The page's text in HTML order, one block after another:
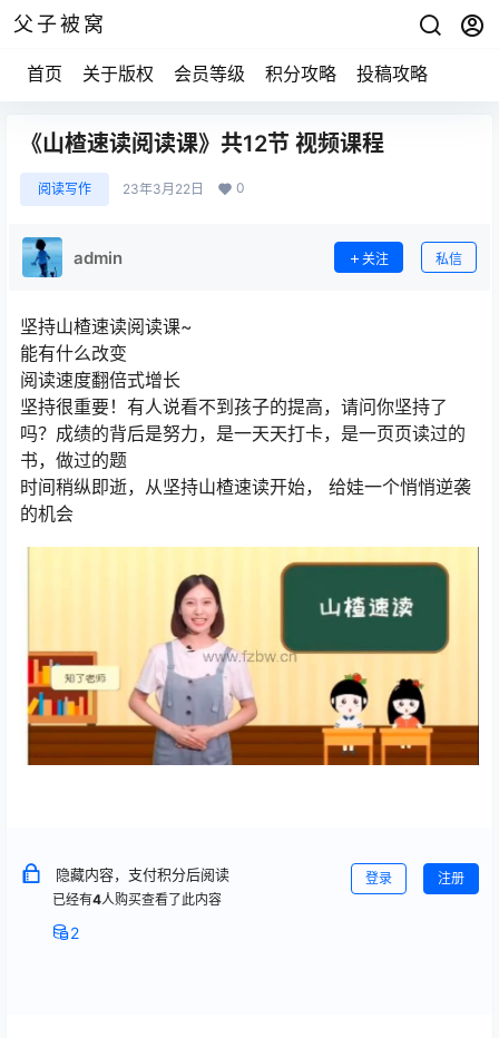
父子被窝
首页 关于版权 会员等级 积分攻略 投稿攻略
《山楂速读阅读课》共12节 视频课程
阅读写作 23年3月22日 0
admin 关注 私信
坚持山楂速读阅读课~
能有什么改变
阅读速度翻倍式增长
坚持很重要！有人说看不到孩子的提高，请问你坚持了
吗？成绩的背后是努力，是一天天打卡，是一页页读过的
书，做过的题
时间稍纵即逝，从坚持山楂速读开始， 给娃一个悄悄逆袭
的机会
隐藏内容，支付积分后阅读
已经有4人购买查看了此内容
2
登录 注册